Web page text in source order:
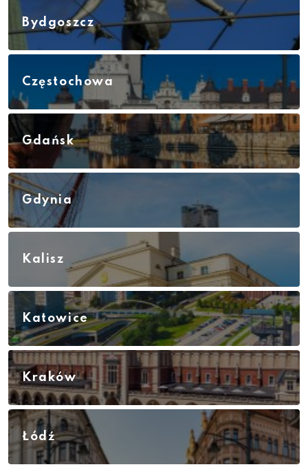
Bydgoszcz
Częstochowa
Gdańsk
Gdynia
Kalisz
Katowice
Kraków
Łódź